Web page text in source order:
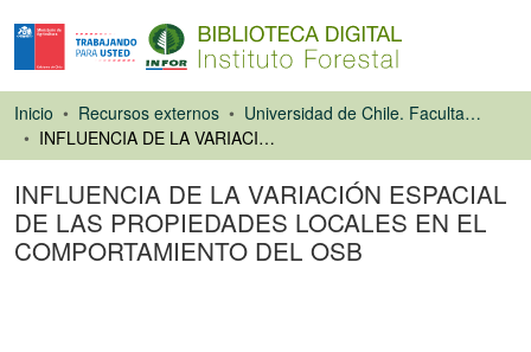
Inicio Recursos externos
Universidad de Chile. Facultad de Ciencias Forestales
INFLUENCIA DE LA VARIACIÓN ESPACIAL DE LAS PROPIEDADES LOCALES EN EL COMPORTAMIENTO DEL OSB
INFLUENCIA DE LA VARIACIÓN ESPACIAL
DE LAS PROPIEDADES LOCALES EN EL
COMPORTAMIENTO DEL OSB